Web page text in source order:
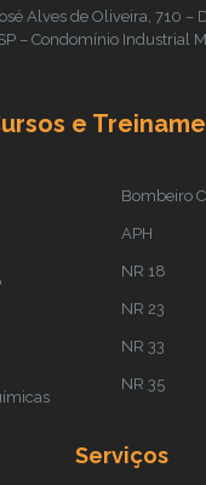
Alves de Oliveira, 710 –
– Condomínio Industrial
e
Bombeiro
APH
NR 18
NR 23
NR 33
NR 35
Serviços